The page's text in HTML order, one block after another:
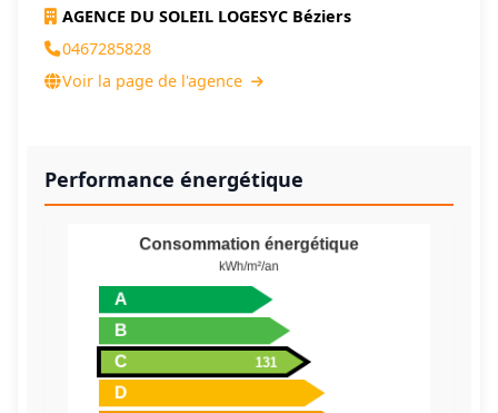
AGENCE DU SOLEIL LOGESYC Béziers
0467285828
Voir la page de l'agence
Performance énergétique